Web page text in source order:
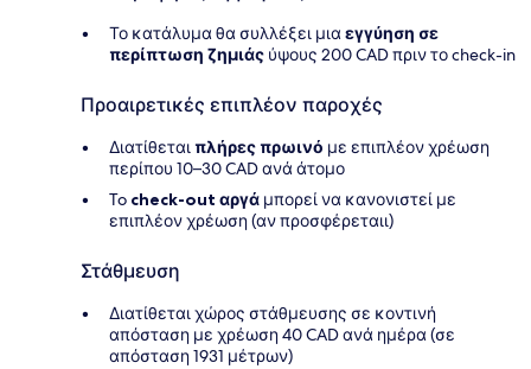
Το κατάλυμα θα συλλέξει μιαεγγύηση σε
περίπτωση ζημιάς ύψους 200 CAD πριν το check-in
Προαιρετικές επιπλέον παροχές
Διατίθεταιπλήρες πρωινό με επιπλέον χρέωση
περίπου 10–30 CAD ανά άτομο
To check-out αργά μπορεί να κανονιστεί με
επιπλέον χρέωση (αν προσφέρεταιι)
Στάθμευση
Διατίθεται χώρος στάθμευσης σε κοντινή
απόσταση με χρέωση 40 CAD ανά ημέρα (σε
απόσταση 1931 μέτρων)